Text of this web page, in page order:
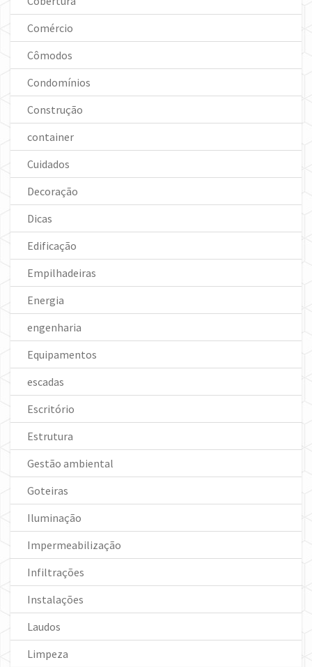
Comércio
Cômodos
Condomínios
Construção
container
Cuidados
Decoração
Dicas
Edificação
Empilhadeiras
Energia
engenharia
Equipamentos
escadas
Escritório
Estrutura
Gestão ambiental
Goteiras
Iluminação
Impermeabilização
Infiltrações
Instalações
Laudos
Limpeza